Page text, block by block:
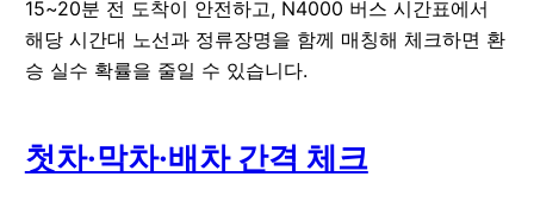
15~20분 전 도착이 안전하고, N4000 버스 시간표에서
해당 시간대 노선과 정류장명을 함께 매칭해 체크하면 환
승 실수 확률을 줄일 수 있습니다.
첫차·막차·배차 간격 체크